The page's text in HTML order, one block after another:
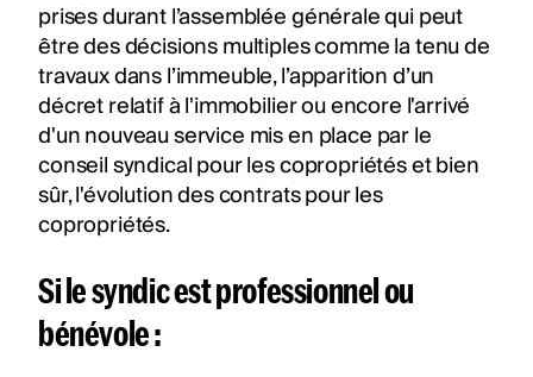
prises durant l’assemblée générale qui peut
être des décisions multiples comme la tenu de
travaux dans l’immeuble, l’apparition d’un
décret relatif à l'immobilier ou encore l'arrivé
d'un nouveau service mis en place par le
conseil syndical pour les copropriétés et bien
sûr, l'évolution des contrats pour les
copropriétés.
Si le syndic est professionnel ou
bénévole :